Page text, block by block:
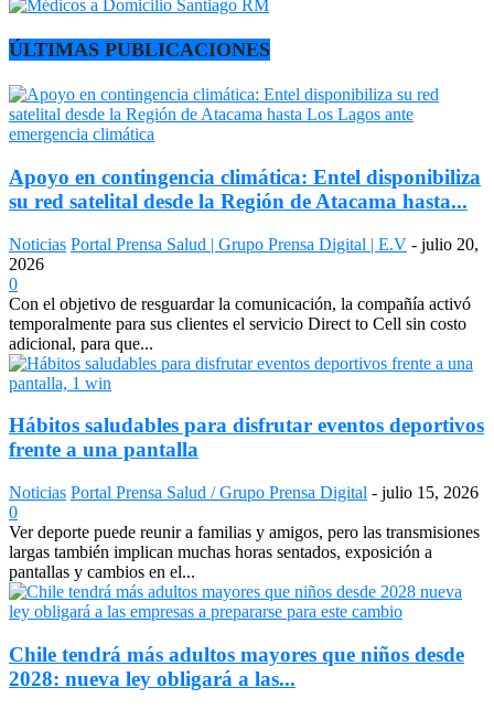
ÚLTIMAS PUBLICACIONES
Apoyo en contingencia climática: Entel disponibiliza
su red satelital desde la Región de Atacama hasta...
Noticias Portal Prensa Salud | Grupo Prensa Digital | E.V - julio 20,
2026
0
Con el objetivo de resguardar la comunicación, la compañía activó
temporalmente para sus clientes el servicio Direct to Cell sin costo
adicional, para que...
Hábitos saludables para disfrutar eventos deportivos
frente a una pantalla
Noticias Portal Prensa Salud / Grupo Prensa Digital - julio 15, 2026
0
Ver deporte puede reunir a familias y amigos, pero las transmisiones
largas también implican muchas horas sentados, exposición a
pantallas y cambios en el...
Chile tendrá más adultos mayores que niños desde
2028: nueva ley obligará a las...